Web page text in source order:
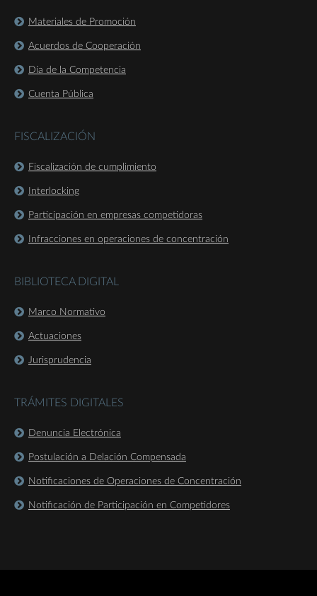
Materiales de Promoción
Acuerdos de Cooperación
Día de la Competencia
Cuenta Pública
FISCALIZACIÓN
Fiscalización de cumplimiento
Interlocking
Participación en empresas competidoras
Infracciones en operaciones de concentración
BIBLIOTECA DIGITAL
Marco Normativo
Actuaciones
Jurisprudencia
TRÁMITES DIGITALES
Denuncia Electrónica
Postulación a Delación Compensada
Notificaciones de Operaciones de Concentración
Notificación de Participación en Competidores